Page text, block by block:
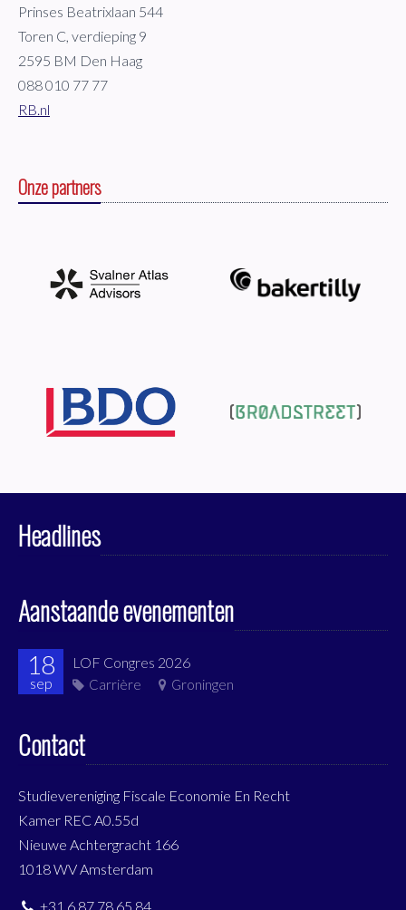
Prinses Beatrixlaan 544
Toren C, verdieping 9
2595 BM Den Haag
088 010 77 77
RB.nl
Onze partners
Headlines
Aanstaande evenementen
18
sep
LOF Congres 2026
Carrière Groningen
Contact
Studievereniging Fiscale Economie En Recht
Kamer REC A0.55d
Nieuwe Achtergracht 166
1018 WV Amsterdam
+31 6 87 78 65 84